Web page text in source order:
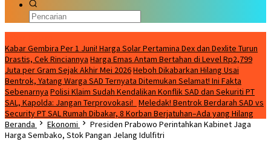
Kabar Gembira Per 1 Juni! Harga Solar Pertamina Dex dan Dexlite Turun
Drastis, Cek Rinciannya Harga Emas Antam Bertahan di Level Rp2,799
Juta per Gram Sejak Akhir Mei 2026Heboh Dikabarkan Hilang Usai
Bentrok, Yatang Warga SAD Ternyata Ditemukan Selamat! Ini Fakta
Sebenarnya Polisi Klaim Sudah Kendalikan Konflik SAD dan Sekuriti PT
SAL, Kapolda: Jangan Terprovokasi! Meledak! Bentrok Berdarah SAD vs
Security PT SAL Rumah Dibakar, 8 Korban Berjatuhan–Ada yang Hilang
Beranda
Ekonomi
Presiden Prabowo Perintahkan Kabinet Jaga
Harga Sembako, Stok Pangan Jelang Idulfitri